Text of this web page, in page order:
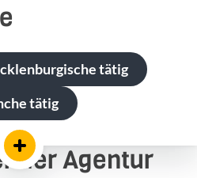
tätig
tätig
der Agentur